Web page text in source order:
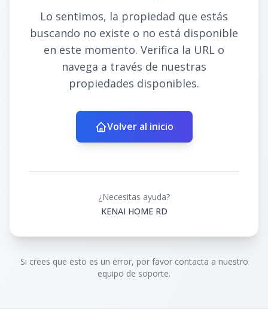
Lo sentimos, la propiedad que estás
buscando no existe o no está disponible
en este momento. Verifica la URL o
navega a través de nuestras
propiedades disponibles.
Volver al inicio
¿Necesitas ayuda?
KENAI HOME RD
Si crees que esto es un error, por favor contacta a nuestro
equipo de soporte.